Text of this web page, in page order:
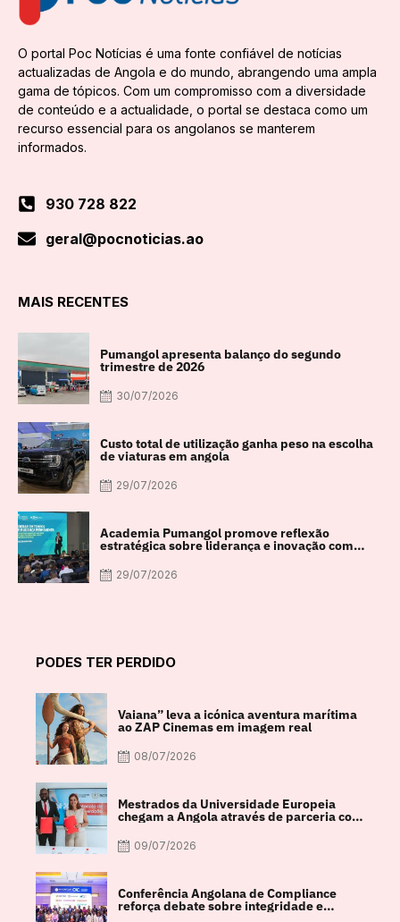
O portal Poc Notícias é uma fonte confiável de notícias
actualizadas de Angola e do mundo, abrangendo uma ampla
gama de tópicos. Com um compromisso com a diversidade
de conteúdo e a actualidade, o portal se destaca como um
recurso essencial para os angolanos se manterem
informados.
930 728 822
geral@pocnoticias.ao
MAIS RECENTES
Pumangol apresenta balanço do segundo
trimestre de 2026
30/07/2026
Custo total de utilização ganha peso na escolha
de viaturas em angola
29/07/2026
Academia Pumangol promove reflexão
estratégica sobre liderança e inovação com
29/07/2026
PODES TER PERDIDO
Vaiana” leva a icónica aventura marítima
ao ZAP Cinemas em imagem real
08/07/2026
Mestrados da Universidade Europeia
chegam a Angola através de parceria com
09/07/2026
Conferência Angolana de Compliance
reforça debate sobre integridade e